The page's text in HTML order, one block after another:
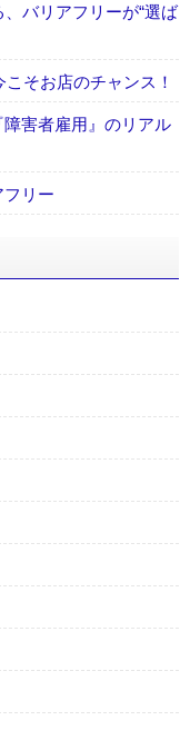
バリアフリーが“選ば
そお店のチャンス！
障害者雇用』のリアル
リー